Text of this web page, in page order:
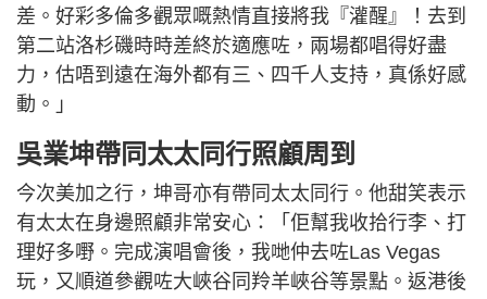
差。好彩多倫多觀眾嘅熱情直接將我『灌醒』！去到
第二站洛杉磯時時差終於適應咗，兩場都唱得好盡
力，估唔到遠在海外都有三、四千人支持，真係好感
動。」
吳業坤帶同太太同行照顧周到
今次美加之行，坤哥亦有帶同太太同行。他甜笑表示
有太太在身邊照顧非常安心：「佢幫我收拾行李、打
理好多嘢。完成演唱會後，我哋仲去咗Las Vegas
玩，又順道參觀咗大峽谷同羚羊峽谷等景點。返港後